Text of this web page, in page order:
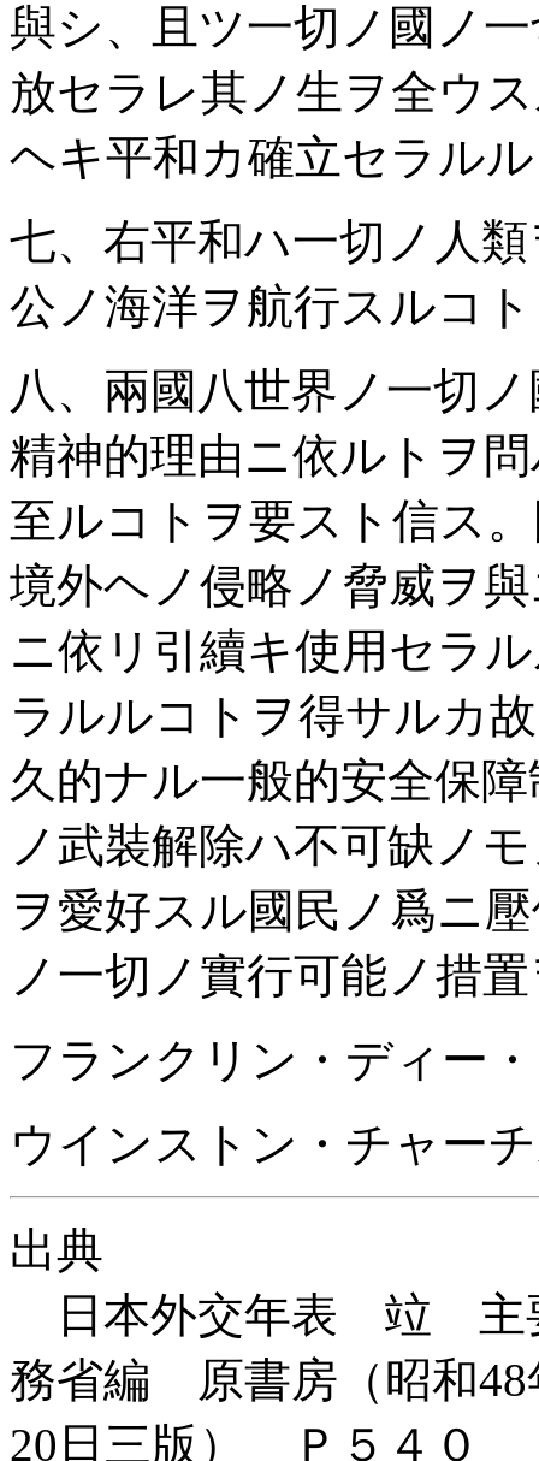
與シ、且ツ一切ノ國ノ
放セラレ其ノ生ヲ全ウ
ヘキ平和カ確立セラル
七、右平和ハ一切ノ人
公ノ海洋ヲ航行スルコ
八、兩國八世界ノ一切
精神的理由ニ依ルトヲ
至ルコトヲ要スト信ス
境外ヘノ侵略ノ脅威ヲ
ニ依リ引續キ使用セラ
ラルルコトヲ得サルカ
久的ナル一般的安全保
ノ武裝解除ハ不可缺ノ
ヲ愛好スル國民ノ爲ニ
ノ一切ノ實行可能ノ措
フランクリン・ディー
ウインストン・チャー
出典
日本外交年表 竝
務省編 原書房（昭和
20日三版） Ｐ５４０